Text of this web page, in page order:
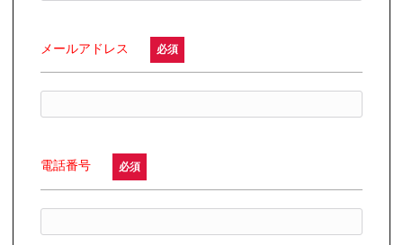
メールアドレス 必須
電話番号 必須